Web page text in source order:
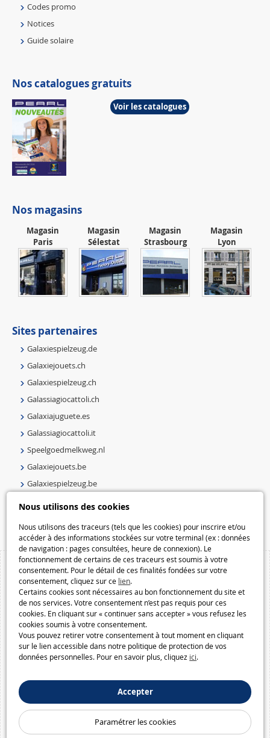
Nous utilisons des cookies
Nous utilisons des traceurs (tels que les cookies) pour inscrire et/ou
accéder à des informations stockées sur votre terminal (ex : données
de navigation : pages consultées, heure de connexion). Le
fonctionnement de certains de ces traceurs est soumis à votre
consentement. Pour le détail de ces finalités fondées sur votre
consentement, cliquez sur ce lien.
Certains cookies sont nécessaires au bon fonctionnement du site et
de nos services. Votre consentement n’est pas requis pour ces
cookies. En cliquant sur « continuer sans accepter » vous refusez les
cookies soumis à votre consentement.
Vous pouvez retirer votre consentement à tout moment en cliquant
sur le lien accessible dans notre politique de protection de vos
données personnelles. Pour en savoir plus, cliquez ici.
Accepter
Paramétrer les cookies
Codes promo
Notices
Guide solaire
Nos catalogues gratuits
Voir les catalogues
Nos magasins
Magasin
Paris
Magasin
Sélestat
Magasin
Strasbourg
Magasin
Lyon
Sites partenaires
Galaxiespielzeug.de
Galaxiejouets.ch
Galaxiespielzeug.ch
Galassiagiocattoli.ch
Galaxiajuguete.es
Galassiagiocattoli.it
Speelgoedmelkweg.nl
Galaxiejouets.be
Galaxiespielzeug.be